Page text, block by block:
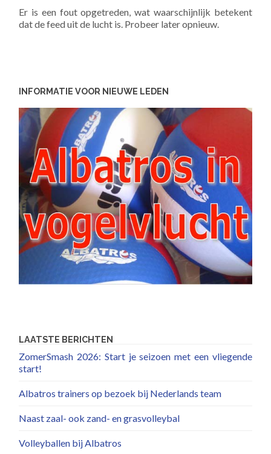
Er is een fout opgetreden, wat waarschijnlijk betekent
dat de feed uit de lucht is. Probeer later opnieuw.
INFORMATIE VOOR NIEUWE LEDEN
LAATSTE BERICHTEN
ZomerSmash 2026: Start je seizoen met een vliegende
start!
Albatros trainers op bezoek bij Nederlands team
Naast zaal- ook zand- en grasvolleybal
Volleyballen bij Albatros